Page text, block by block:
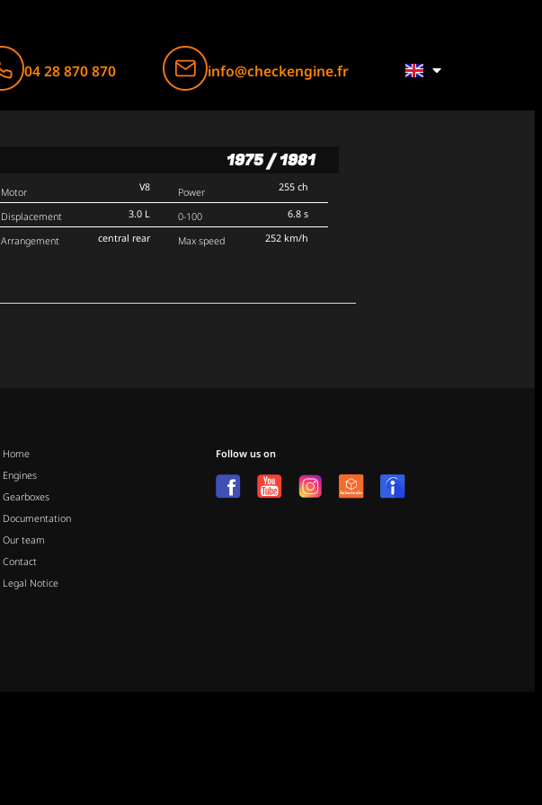
04 28 870 870 info@checkengine.fr
1975 / 1981
Motor
Displacement
Arrangement
V8
3.0 L
central rear
Power
0-100
Max speed
255 ch
6.8 s
252 km/h
Home
Engines
Gearboxes
Documentation
Our team
Contact
Legal Notice
Follow us on